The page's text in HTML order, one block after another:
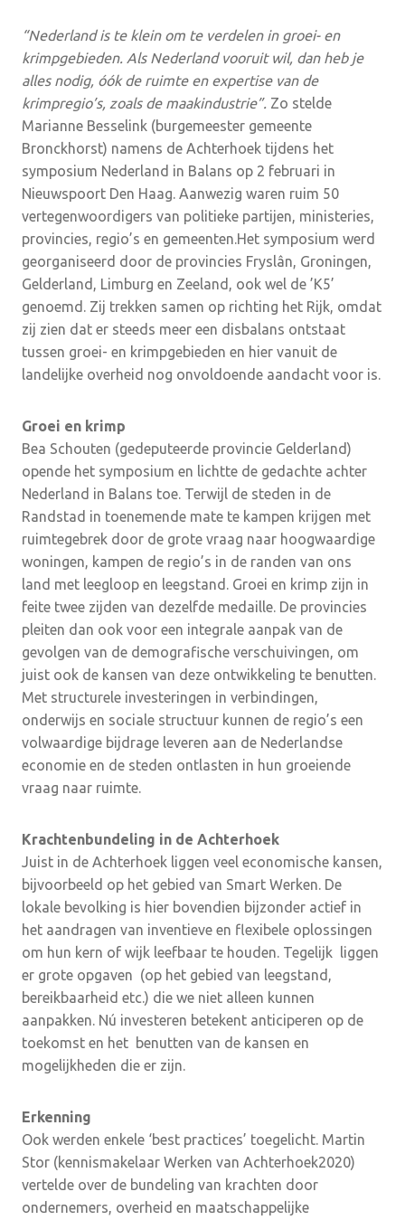
“Nederland is te klein om te verdelen in groei- en
krimpgebieden. Als Nederland vooruit wil, dan heb je
alles nodig, óók de ruimte en expertise van de
krimpregio’s, zoals de maakindustrie”. Zo stelde
Marianne Besselink (burgemeester gemeente
Bronckhorst) namens de Achterhoek tijdens het
symposium Nederland in Balans op 2 februari in
Nieuwspoort Den Haag. Aanwezig waren ruim 50
vertegenwoordigers van politieke partijen, ministeries,
provincies, regio’s en gemeenten.Het symposium werd
georganiseerd door de provincies Fryslân, Groningen,
Gelderland, Limburg en Zeeland, ook wel de ’K5’
genoemd. Zij trekken samen op richting het Rijk, omdat
zij zien dat er steeds meer een disbalans ontstaat
tussen groei- en krimpgebieden en hier vanuit de
landelijke overheid nog onvoldoende aandacht voor is.
Groei en krimp
Bea Schouten (gedeputeerde provincie Gelderland)
opende het symposium en lichtte de gedachte achter
Nederland in Balans toe. Terwijl de steden in de
Randstad in toenemende mate te kampen krijgen met
ruimtegebrek door de grote vraag naar hoogwaardige
woningen, kampen de regio’s in de randen van ons
land met leegloop en leegstand. Groei en krimp zijn in
feite twee zijden van dezelfde medaille. De provincies
pleiten dan ook voor een integrale aanpak van de
gevolgen van de demografische verschuivingen, om
juist ook de kansen van deze ontwikkeling te benutten.
Met structurele investeringen in verbindingen,
onderwijs en sociale structuur kunnen de regio’s een
volwaardige bijdrage leveren aan de Nederlandse
economie en de steden ontlasten in hun groeiende
vraag naar ruimte.
Krachtenbundeling in de Achterhoek
Juist in de Achterhoek liggen veel economische kansen,
bijvoorbeeld op het gebied van Smart Werken. De
lokale bevolking is hier bovendien bijzonder actief in
het aandragen van inventieve en flexibele oplossingen
om hun kern of wijk leefbaar te houden. Tegelijk liggen
er grote opgaven (op het gebied van leegstand,
bereikbaarheid etc.) die we niet alleen kunnen
aanpakken. Nú investeren betekent anticiperen op de
toekomst en het benutten van de kansen en
mogelijkheden die er zijn.
Erkenning
Ook werden enkele ‘best practices’ toegelicht. Martin
Stor (kennismakelaar Werken van Achterhoek2020)
vertelde over de bundeling van krachten door
ondernemers, overheid en maatschappelijke